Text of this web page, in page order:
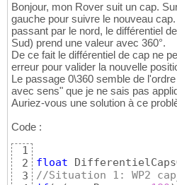
Bonjour, mon Rover suit un cap.
gauche pour suivre le nouveau
passant par le nord, le différentiel
Sud) prend une valeur avec 360°.
De ce fait le différentiel de cap ne
erreur pour valider la nouvelle
Le passage 0\360 semble de
avec sens" que je ne sais pas
Auriez-vous une solution à ce
Code :
1
2
3
float
//Situation 1: WP2